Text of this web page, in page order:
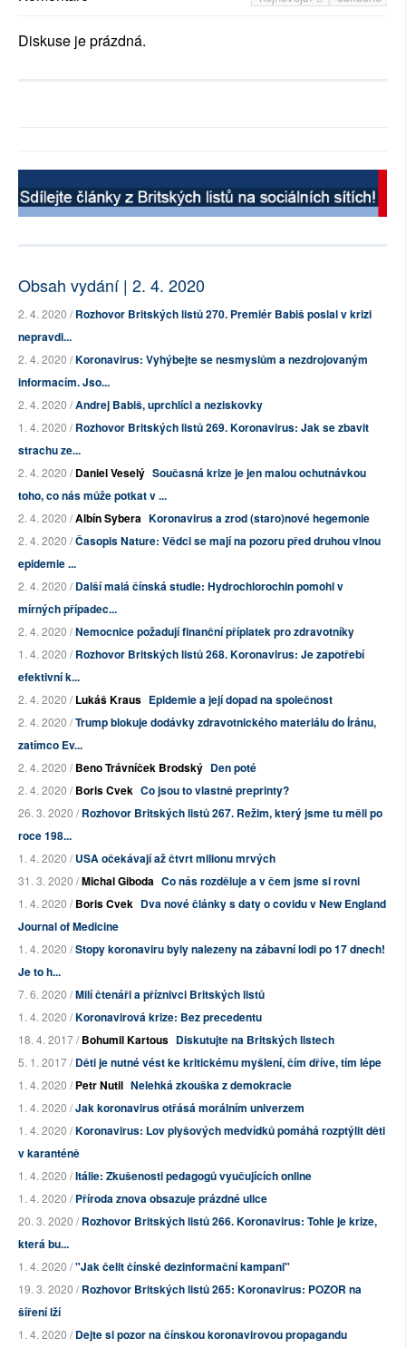
Diskuse je prázdná.
Obsah vydání | 2. 4. 2020
2. 4. 2020 /Rozhovor Britských listů 270. Premiér Babiš poslal v krizi
nepravdi...
2. 4. 2020 /Koronavirus: Vyhýbejte se nesmyslům a nezdrojovaným
informacím. Jso...
2. 4. 2020 /Andrej Babiš, uprchlíci a neziskovky
1. 4. 2020 /Rozhovor Britských listů 269. Koronavirus: Jak se zbavit
strachu ze...
2. 4. 2020 /Daniel Veselý Současná krize je jen malou ochutnávkou
toho, co nás může potkat v ...
2. 4. 2020 /Albín Sybera Koronavirus a zrod (staro)nové hegemonie
2. 4. 2020 /Časopis Nature: Vědci se mají na pozoru před druhou vlnou
epidemie ...
2. 4. 2020 /Další malá čínská studie: Hydrochlorochin pomohl v
mírných případec...
2. 4. 2020 /Nemocnice požadují finanční příplatek pro zdravotníky
1. 4. 2020 /Rozhovor Britských listů 268. Koronavirus: Je zapotřebí
efektivní k...
2. 4. 2020 /Lukáš Kraus Epidemie a její dopad na společnost
2. 4. 2020 /Trump blokuje dodávky zdravotnického materiálu do Íránu,
zatímco Ev...
2. 4. 2020 /Beno Trávníček Brodský Den poté
2. 4. 2020 /Boris Cvek Co jsou to vlastně preprinty?
26. 3. 2020 /Rozhovor Britských listů 267. Režim, který jsme tu měli po
roce 198...
1. 4. 2020 /USA očekávají až čtvrt milionu mrvých
31. 3. 2020 /Michal Giboda Co nás rozděluje a v čem jsme si rovni
1. 4. 2020 /Boris Cvek Dva nové články s daty o covidu v New England
Journal of Medicine
1. 4. 2020 /Stopy koronaviru byly nalezeny na zábavní lodi po 17 dnech!
Je to h...
7. 6. 2020 /Milí čtenáři a příznivci Britských listů
1. 4. 2020 /Koronavirová krize: Bez precedentu
18. 4. 2017 /Bohumil Kartous Diskutujte na Britských listech
5. 1. 2017 /Děti je nutné vést ke kritickému myšlení, čím dříve, tím lépe
1. 4. 2020 /Petr Nutil Nelehká zkouška z demokracie
1. 4. 2020 /Jak koronavirus otřásá morálním univerzem
1. 4. 2020 /Koronavirus: Lov plyšových medvídků pomáhá rozptýlit děti
v karanténě
1. 4. 2020 /Itálie: Zkušenosti pedagogů vyučujících online
1. 4. 2020 /Příroda znova obsazuje prázdné ulice
20. 3. 2020 /Rozhovor Britských listů 266. Koronavirus: Tohle je krize,
která bu...
1. 4. 2020 /"Jak čelit čínské dezinformační kampani"
19. 3. 2020 /Rozhovor Britských listů 265: Koronavirus: POZOR na
šíření lží
1. 4. 2020 /Dejte si pozor na čínskou koronavirovou propagandu